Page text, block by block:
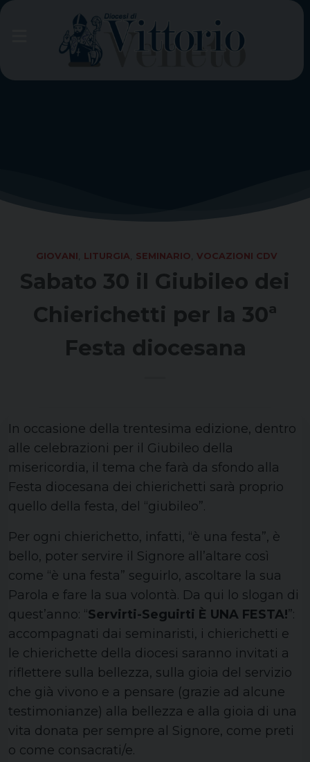
Skip
GIOVANI LITURGIA SEMINARIO VOCAZIONI CDV
Sabato 30 il Giubileo dei
Chierichetti per la 30ª
Festa diocesana
In occasione della trentesima edizione, dentro
alle celebrazioni per il Giubileo della
misericordia, il tema che farà da sfondo alla
Festa diocesana dei chierichetti sarà proprio
quello della festa, del “giubileo”.
Per ogni chierichetto, infatti, “è una festa”, è
bello, poter servire il Signore all’altare così
come “è una festa” seguirlo, ascoltare la sua
Parola e fare la sua volontà. Da qui lo slogan di
quest’anno: “Servirti-Seguirti È UNA FESTA!”:
accompagnati dai seminaristi, i chierichetti e
le chierichette della diocesi saranno invitati a
riflettere sulla bellezza, sulla gioia del servizio
che già vivono e a pensare (grazie ad alcune
testimonianze) alla bellezza e alla gioia di una
vita donata per sempre al Signore, come preti
o come consacrati/e.